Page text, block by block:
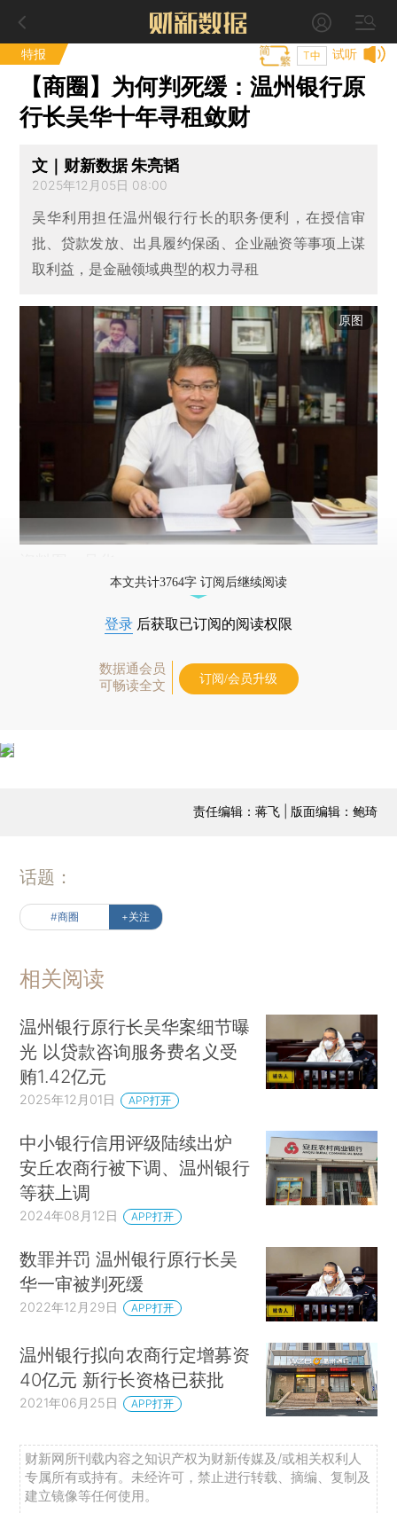
特报 试听
T中
【商圈】为何判死缓：温州银行原
行长吴华十年寻租敛财
文｜财新数据 朱亮韬
2025年12月05日 08:00
吴华利用担任温州银行行长的职务便利，在授信审
批、贷款发放、出具履约保函、企业融资等事项上谋
取利益，是金融领域典型的权力寻租
原图
本文共计3764字 订阅后继续阅读
登录 后获取已订阅的阅读权限
数据通会员
可畅读全文
订阅/会员升级
责任编辑：蒋飞 | 版面编辑：鲍琦
话题：
#商圈 +关注
相关阅读
温州银行原行长吴华案细节曝
光 以贷款咨询服务费名义受
贿1.42亿元
2025年12月01日 APP打开
中小银行信用评级陆续出炉
安丘农商行被下调、温州银行
等获上调
2024年08月12日 APP打开
数罪并罚 温州银行原行长吴
华一审被判死缓
2022年12月29日 APP打开
温州银行拟向农商行定增募资
40亿元 新行长资格已获批
2021年06月25日 APP打开
财新网所刊载内容之知识产权为财新传媒及/或相关权利人
专属所有或持有。未经许可，禁止进行转载、摘编、复制及
建立镜像等任何使用。